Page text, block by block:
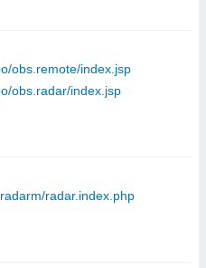
obs.remote/index.jsp
obs.radar/index.jsp
radar.index.php